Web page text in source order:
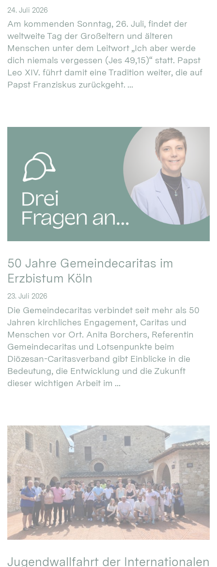
24. Juli 2026
Am kommenden Sonntag, 26. Juli, findet der
weltweite Tag der Großeltern und älteren
Menschen unter dem Leitwort „Ich aber werde
dich niemals vergessen (Jes 49,15)“ statt. Papst
Leo XIV. führt damit eine Tradition weiter, die auf
Papst Franziskus zurückgeht. ...
50 Jahre Gemeindecaritas im
Erzbistum Köln
23. Juli 2026
Die Gemeindecaritas verbindet seit mehr als 50
Jahren kirchliches Engagement, Caritas und
Menschen vor Ort. Anita Borchers, Referentin
Gemeindecaritas und Lotsenpunkte beim
Diözesan-Caritasverband gibt Einblicke in die
Bedeutung, die Entwicklung und die Zukunft
dieser wichtigen Arbeit im ...
Jugendwallfahrt der Internationalen